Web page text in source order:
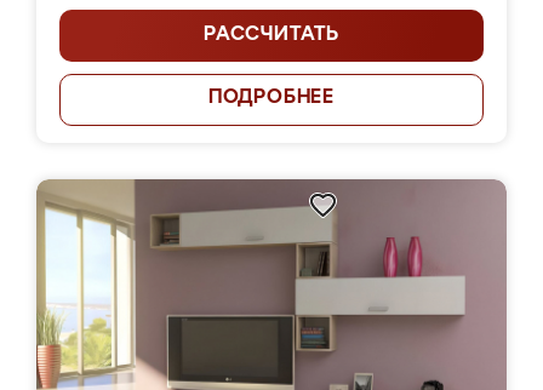
РАССЧИТАТЬ
ПОДРОБНЕЕ